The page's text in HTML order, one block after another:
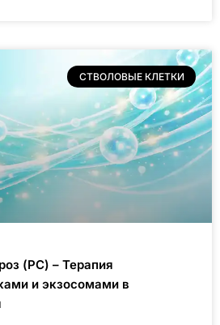
СТВОЛОВЫЕ КЛЕТКИ
(РС) – Терапия
и экзосомами в